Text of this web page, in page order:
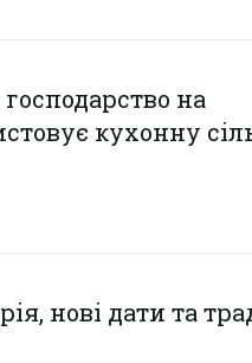
на
кухонну
нові дати та